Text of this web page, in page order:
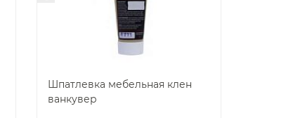
Шпатлевка мебельная клен
ванкувер